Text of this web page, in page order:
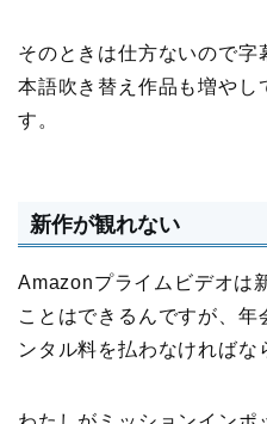
そのときは仕方ないので字
本語吹き替え作品も増やし
す。
新作が観れない
Amazonプライムビデオは
ことはできるんですが、年
ンタル料を払わなければな